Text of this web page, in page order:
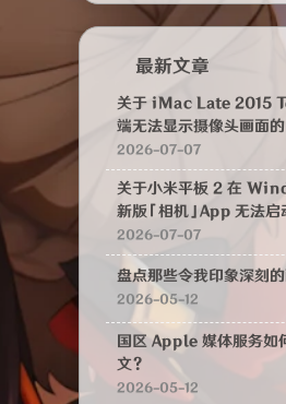
最新文章
关于 iMac Late 2015
端无法显示摄像头画面
2026-07-07
关于小米平板 2 在
新版「相机」App 无法启
2026-07-07
盘点那些令我印象深刻
2026-05-12
国区 Apple 媒体服务如
文？
2026-05-12